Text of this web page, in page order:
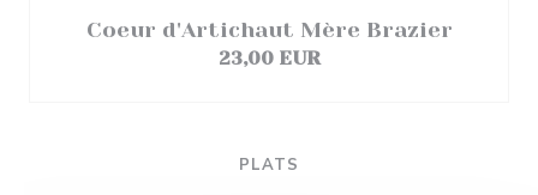
Coeur d'Artichaut Mère Brazier
23,00 EUR
PLATS